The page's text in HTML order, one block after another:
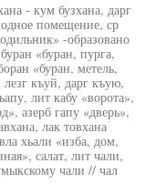
- кум бузхана, дарг
помещение, ср
-образовано
«буран, пурга,
«буран, метель,
къуй, дарг къую,
лит кабу «ворота»,
азерб гапу «дверь»,
лак товхана
хьали «изба, дом,
салат, лит чали,
чали // чал